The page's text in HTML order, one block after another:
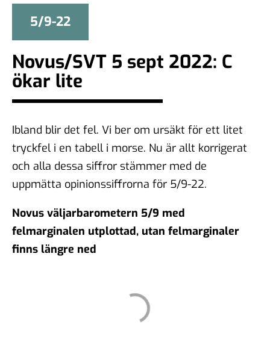
5/9-22
Novus/SVT 5 sept 2022: C
ökar lite
Ibland blir det fel. Vi ber om ursäkt för ett litet
tryckfel i en tabell i morse. Nu är allt korrigerat
och alla dessa siffror stämmer med de
uppmätta opinionssiffrorna för 5/9-22.
Novus väljarbarometern 5/9 med
felmarginalen utplottad, utan felmarginaler
finns längre ned